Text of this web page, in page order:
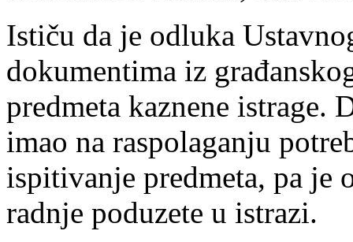
Ističu da je odluka
dokumentima iz
predmeta kaznene
imao na raspolaganju
ispitivanje predmeta, pa je
radnje poduzete u istrazi.